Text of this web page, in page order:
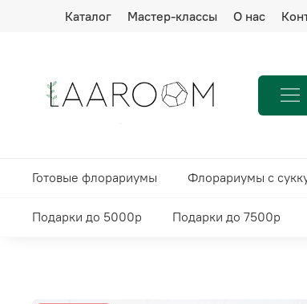
Каталог Мастер-классы О нас
Готовые флорариумы Флорариумы с
Подарки до 5000р Подарки до 7500р